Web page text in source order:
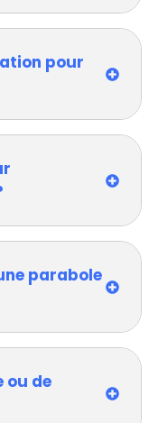
pour
parabole
ou de